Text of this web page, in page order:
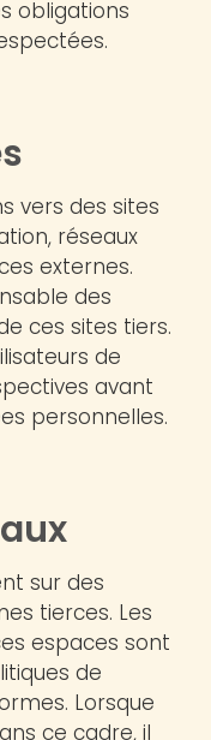
obligations
vers des sites
réseaux
externes.
des
ces sites tiers.
de
avant
personnelles.
sur des
tierces. Les
espaces sont
de
Lorsque
ce cadre, il